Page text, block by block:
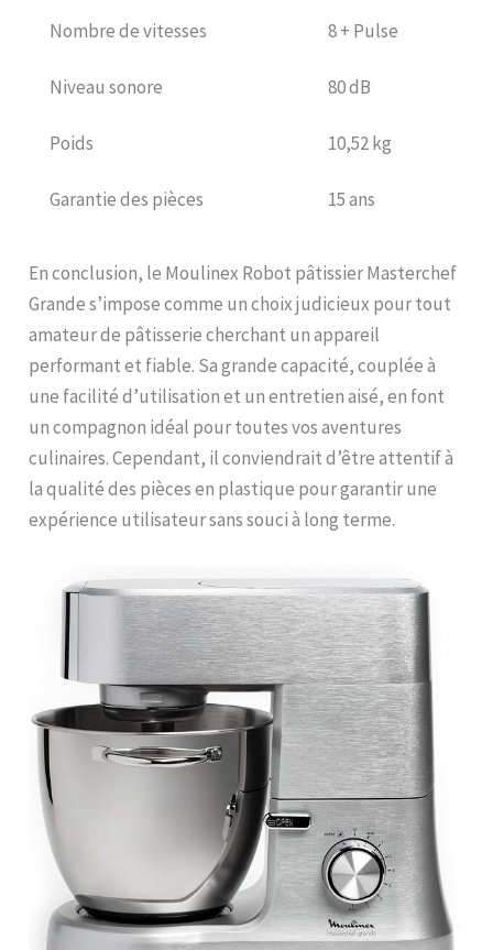
Nombre de vitesses 8 + Pulse
Niveau sonore 80 dB
Poids 10,52 kg
Garantie des pièces 15 ans
En conclusion, le Moulinex Robot pâtissier Masterchef
Grande s’impose comme un choix judicieux pour tout
amateur de pâtisserie cherchant un appareil
performant et fiable. Sa grande capacité, couplée à
une facilité d’utilisation et un entretien aisé, en font
un compagnon idéal pour toutes vos aventures
culinaires. Cependant, il conviendrait d’être attentif à
la qualité des pièces en plastique pour garantir une
expérience utilisateur sans souci à long terme.